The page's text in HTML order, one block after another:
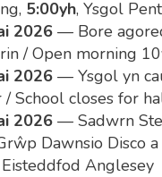
5:00yh, Ysgol
2026 — Bore
/ Open morning
2026 — Ysgol yn
School closes for
2026 — Sadwrn
Dawnsio Disco
Anglesey